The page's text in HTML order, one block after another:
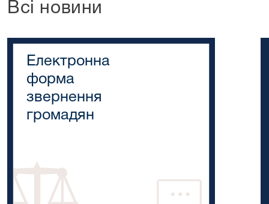
Всі новини
Електронна
форма
звернення
громадян